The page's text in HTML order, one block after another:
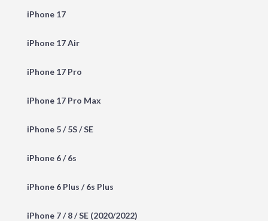
iPhone 17
iPhone 17 Air
iPhone 17 Pro
iPhone 17 Pro Max
iPhone 5 / 5S / SE
iPhone 6 / 6s
iPhone 6 Plus / 6s Plus
iPhone 7 / 8 / SE (2020/2022)